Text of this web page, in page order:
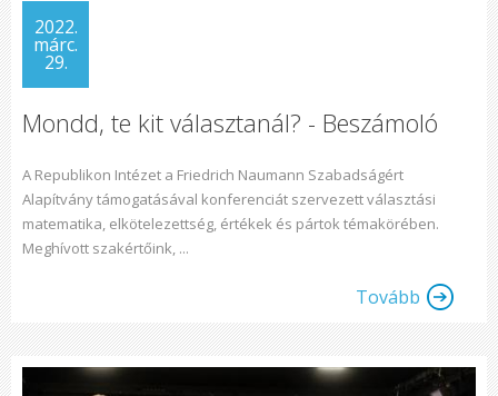
2022.
márc.
29.
Mondd, te kit választanál? - Beszámoló
A Republikon Intézet a Friedrich Naumann Szabadságért
Alapítvány támogatásával konferenciát szervezett választási
matematika, elkötelezettség, értékek és pártok témakörében.
Meghívott szakértőink, ...
Tovább